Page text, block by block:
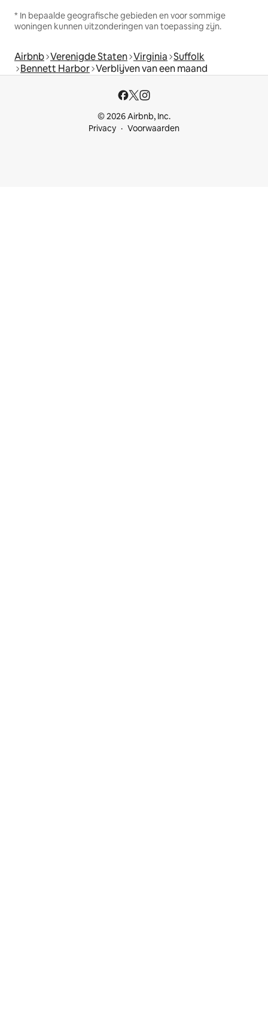
* In bepaalde geografische gebieden en voor sommige
woningen kunnen uitzonderingen van toepassing zijn.
Airbnb Verenigde Staten Virginia Suffolk
Bennett Harbor Verblijven van een maand
© 2026 Airbnb, Inc.
Privacy
Voorwaarden